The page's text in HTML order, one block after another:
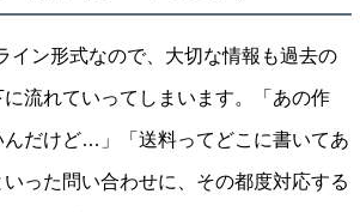
イン形式なので、大切な情報も過去の
流れていってしまいます。「あの作
んだけど…」「送料ってどこに書いてあ
った問い合わせに、その都度対応する